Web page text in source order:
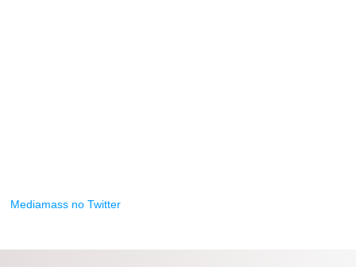
Mediamass no Twitter